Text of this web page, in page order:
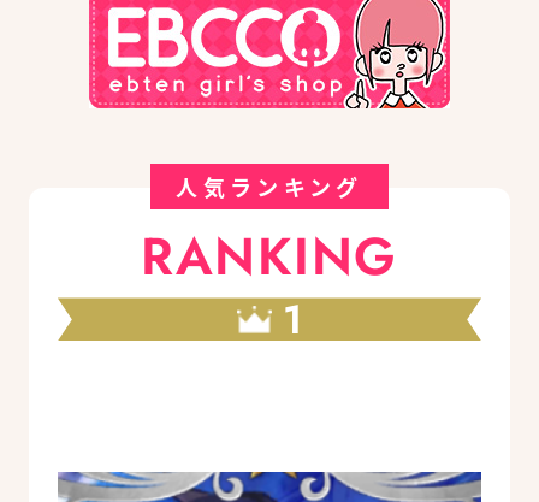
人気ランキング
RANKING
1